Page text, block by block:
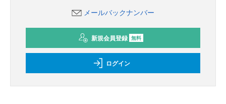
メールバックナンバー
新規会員登録 無料
ログイン